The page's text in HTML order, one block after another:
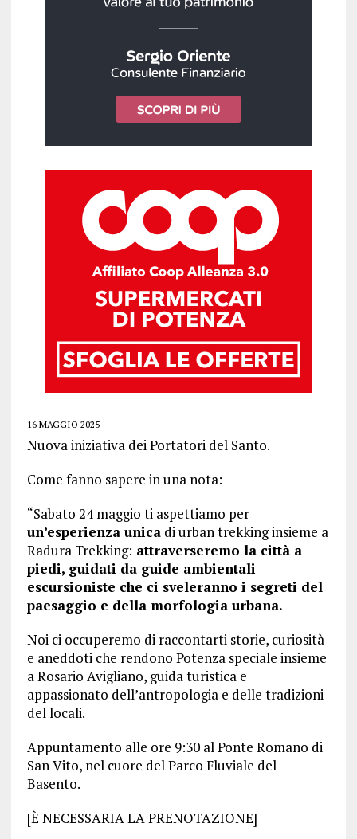
16 MAGGIO 2025
Nuova iniziativa dei Portatori del Santo.
Come fanno sapere in una nota:
“Sabato 24 maggio ti aspettiamo per
un’esperienza unicadi urban trekking insieme a
Radura Trekking: attraverseremo la città a
piedi, guidati da guide ambientali
escursioniste che ci sveleranno i segreti del
paesaggio e della morfologia urbana.
Noi ci occuperemo di raccontarti storie, curiosità
e aneddoti che rendono Potenza speciale insieme
a Rosario Avigliano, guida turistica e
appassionato dell’antropologia e delle tradizioni
del locali.
Appuntamento alle ore 9:30 al Ponte Romano di
San Vito, nel cuore del Parco Fluviale del
Basento.
[È NECESSARIA LA PRENOTAZIONE]